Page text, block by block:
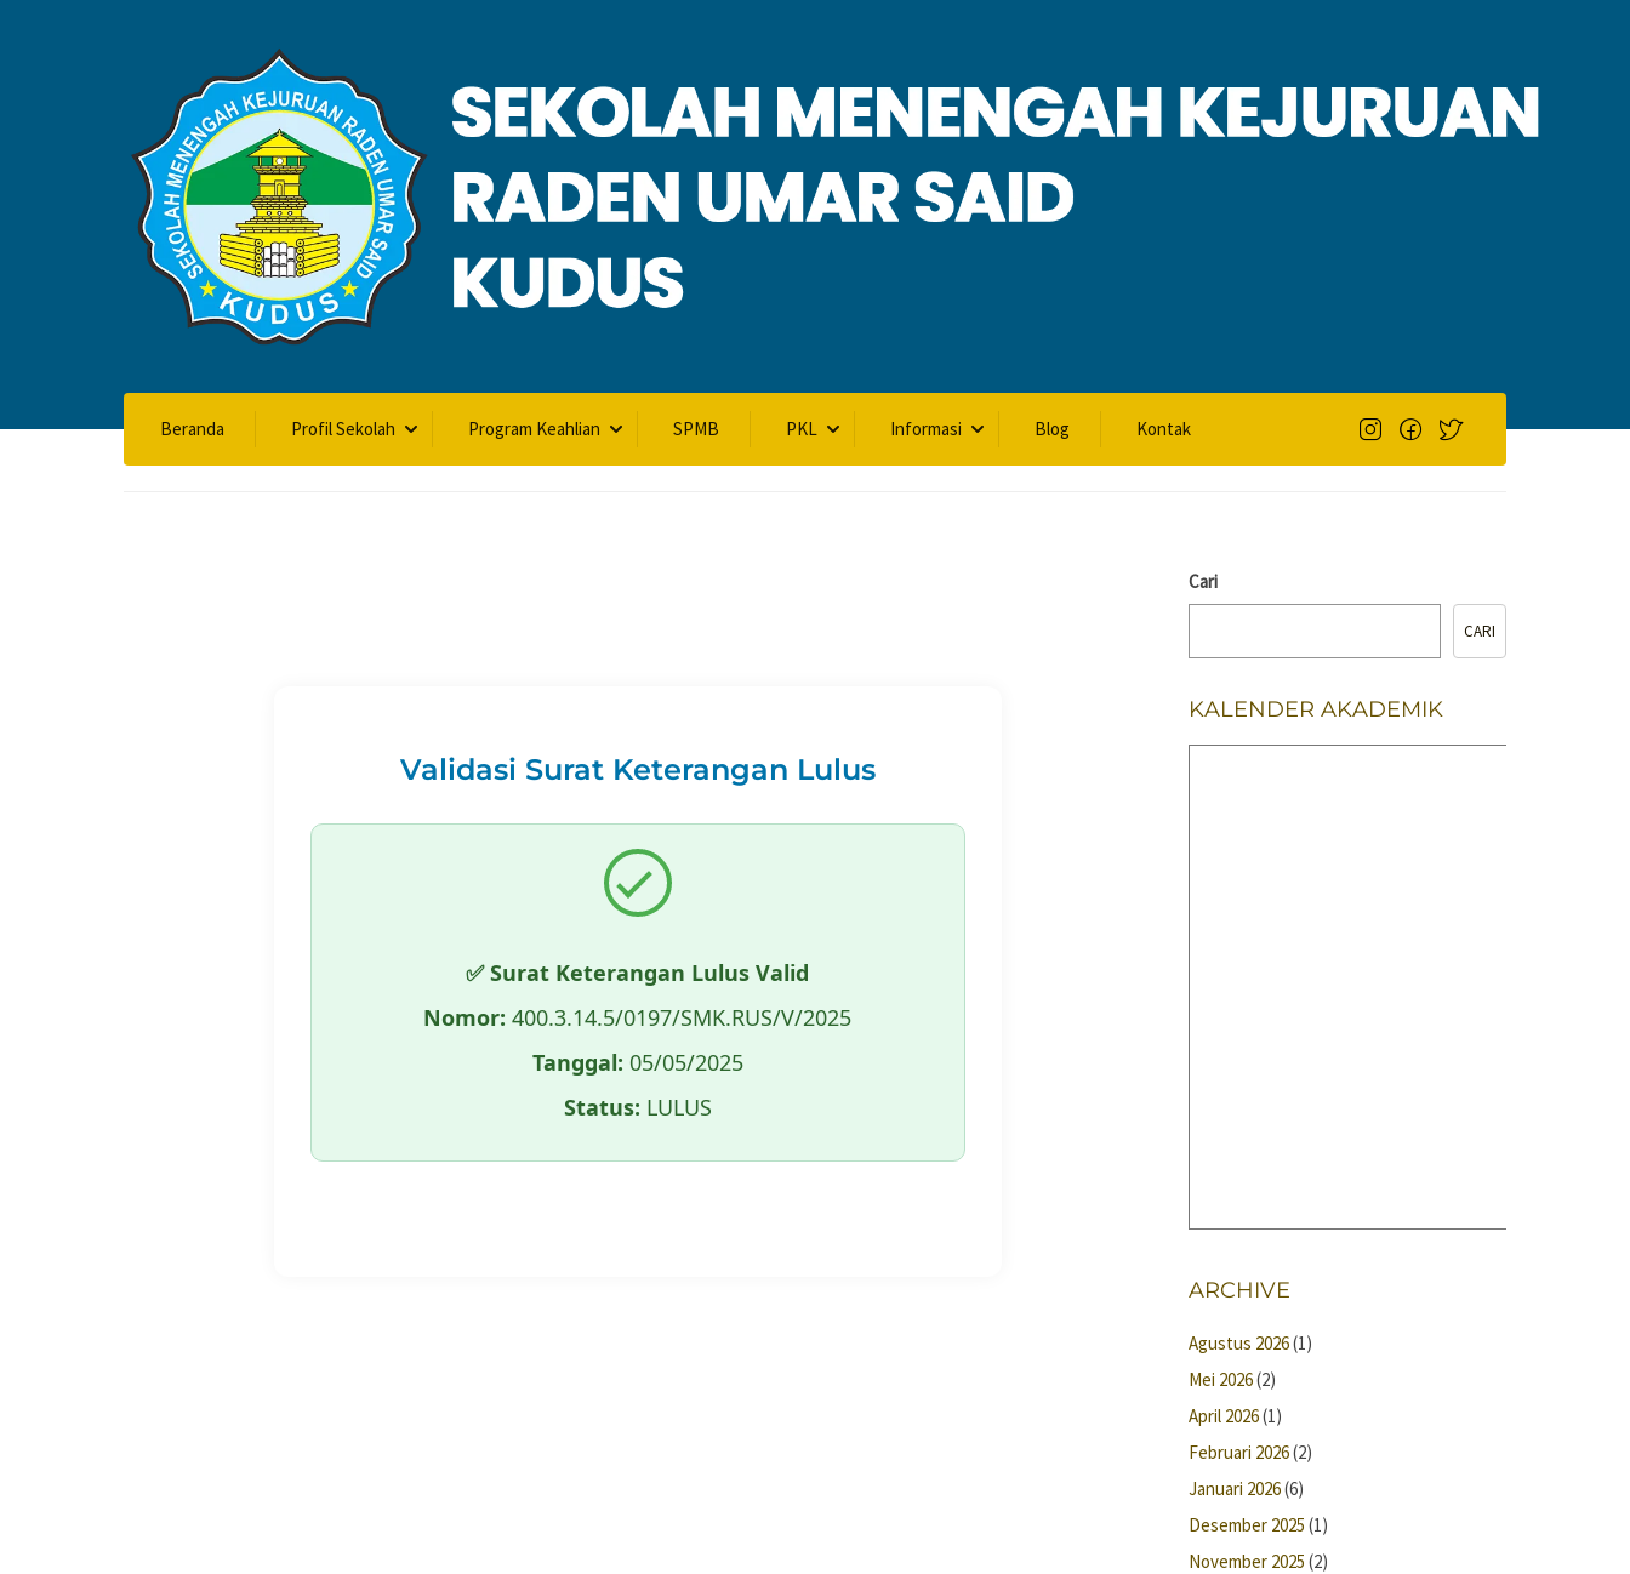
Beranda Profil Sekolah Program Keahlian SPMB PKL Informasi Blog Kontak
VALIDASI SKL
Home
Validasi Surat Keterangan Lulus
✅ Surat Keterangan Lulus Valid
Nomor: 400.3.14.5/0197/SMK.RUS/V/2025
Tanggal: 05/05/2025
Status: LULUS
Cari
CARI
KALENDER AKADEMIK
ARCHIVE
Agustus 2026(1)
Mei 2026(2)
April 2026(1)
Februari 2026(2)
Januari 2026(6)
Desember 2025 (1)
November 2025 (2)